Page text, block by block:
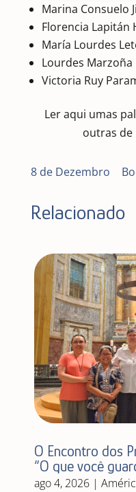
Marina Consuelo
Florencia Lapitán
María Lourdes
Lourdes Marzoña
Victoria Ruy
Ler aqui umas
outras de
8 de Dezembro
Relacionado
O Encontro dos
“O que você
ago 4, 2026|